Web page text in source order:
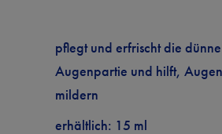
pflegt und erfrischt die
Augenpartie und hilft,
mildern
erhältlich: 15 ml